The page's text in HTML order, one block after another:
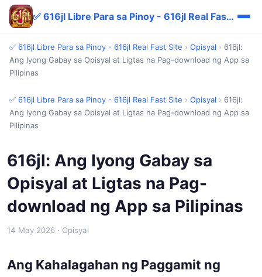
✅ 616jl Libre Para sa Pinoy - 616jl Real Fast Site
✅ 616jl Libre Para sa Pinoy - 616jl Real Fast Site › Opisyal › 616jl:
Ang Iyong Gabay sa Opisyal at Ligtas na Pag-download ng App sa
Pilipinas
✅ 616jl Libre Para sa Pinoy - 616jl Real Fast Site › Opisyal › 616jl:
Ang Iyong Gabay sa Opisyal at Ligtas na Pag-download ng App sa
Pilipinas
616jl: Ang Iyong Gabay sa
Opisyal at Ligtas na Pag-
download ng App sa Pilipinas
14 May 2026 · Opisyal
Ang Kahalagahan ng Paggamit ng